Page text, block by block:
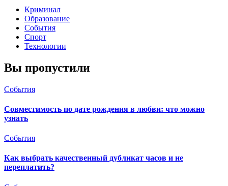
Криминал
Образование
События
Спорт
Технологии
Вы пропустили
События
Совместимость по дате рождения в любви: что можно
узнать
События
Как выбрать качественный дубликат часов и не
переплатить?